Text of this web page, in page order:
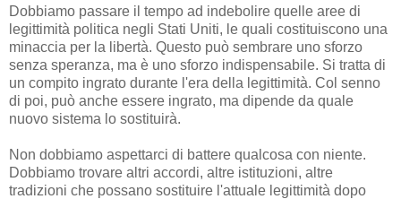
Dobbiamo passare il tempo ad indebolire quelle aree di
legittimità politica negli Stati Uniti, le quali costituiscono una
minaccia per la libertà. Questo può sembrare uno sforzo
senza speranza, ma è uno sforzo indispensabile. Si tratta di
un compito ingrato durante l'era della legittimità. Col senno
di poi, può anche essere ingrato, ma dipende da quale
nuovo sistema lo sostituirà.
Non dobbiamo aspettarci di battere qualcosa con niente.
Dobbiamo trovare altri accordi, altre istituzioni, altre
tradizioni che possano sostituire l'attuale legittimità dopo